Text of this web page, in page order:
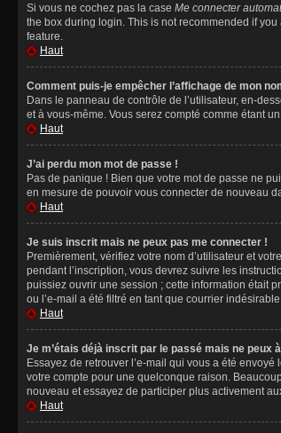
Si vous ne cochez pas la case Me connecter
the box during login. This is not recommended if
feature.
Haut
Comment puis-je empêcher l’affichage de mon
Dans le panneau de contrôle de l’utilisateur, en-
et à vous-même. Vous serez compté comme étant
Haut
J’ai perdu mon mot de passe !
Pas de panique ! Bien que votre mot de passe ne
en mesure de pouvoir vous connecter de nouveau
Haut
Je suis inscrit mais ne peux pas me connecter !
Premièrement, vérifiez votre nom d’utilisateur et
pendant l’inscription, vous devrez suivre les
puissiez ouvrir une session ; cette information était
ou l’e-mail a été filtré en tant que courrier
Haut
Je m’étais déjà inscrit par le passé mais ne peux
Essayez de retrouver l’e-mail qui vous a été
votre compte pour une quelconque raison.
nouveau et essayez de participer plus activement
Haut